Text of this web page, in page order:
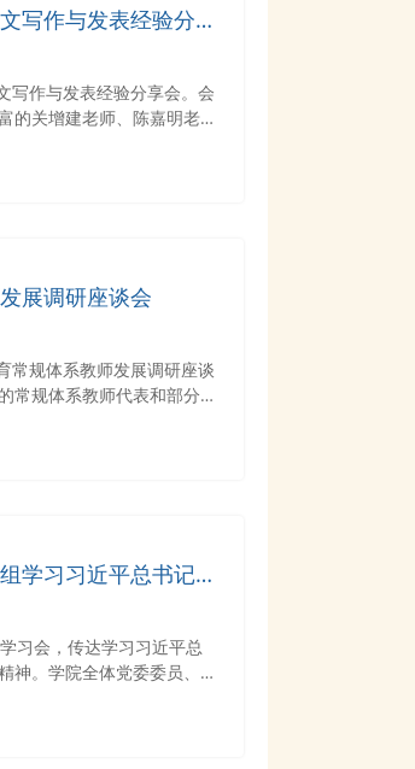
写作与发表经验分享
写作与发表经验分享会。会
的关增建老师、陈嘉明老
展调研座谈会
常规体系教师发展调研座谈
常规体系教师代表和部分教
学习习近平总书记在
话精神
习会，传达学习习近平总
神。学院全体党委委员、班